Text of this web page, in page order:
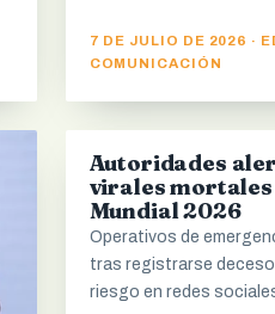
7 DE JULIO DE 2026 ·
COMUNICACIÓN
NACIONAL
Autoridades
virales
Mundial 2026
Operativos de
tras registrarse
riesgo en redes